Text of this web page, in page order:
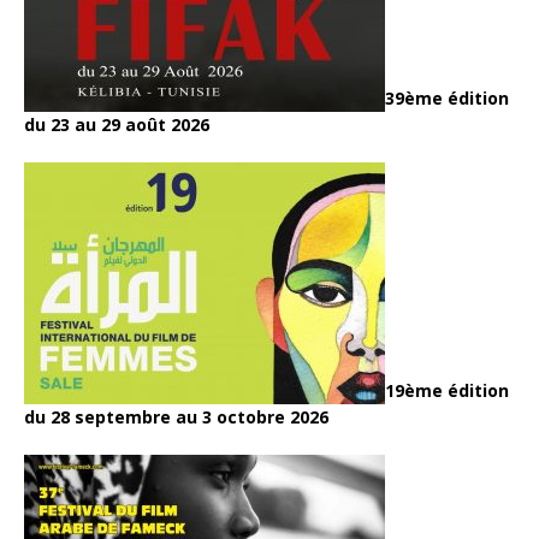
39ème édition
du 23 au 29 août 2026
19ème édition
du 28 septembre au 3 octobre 2026